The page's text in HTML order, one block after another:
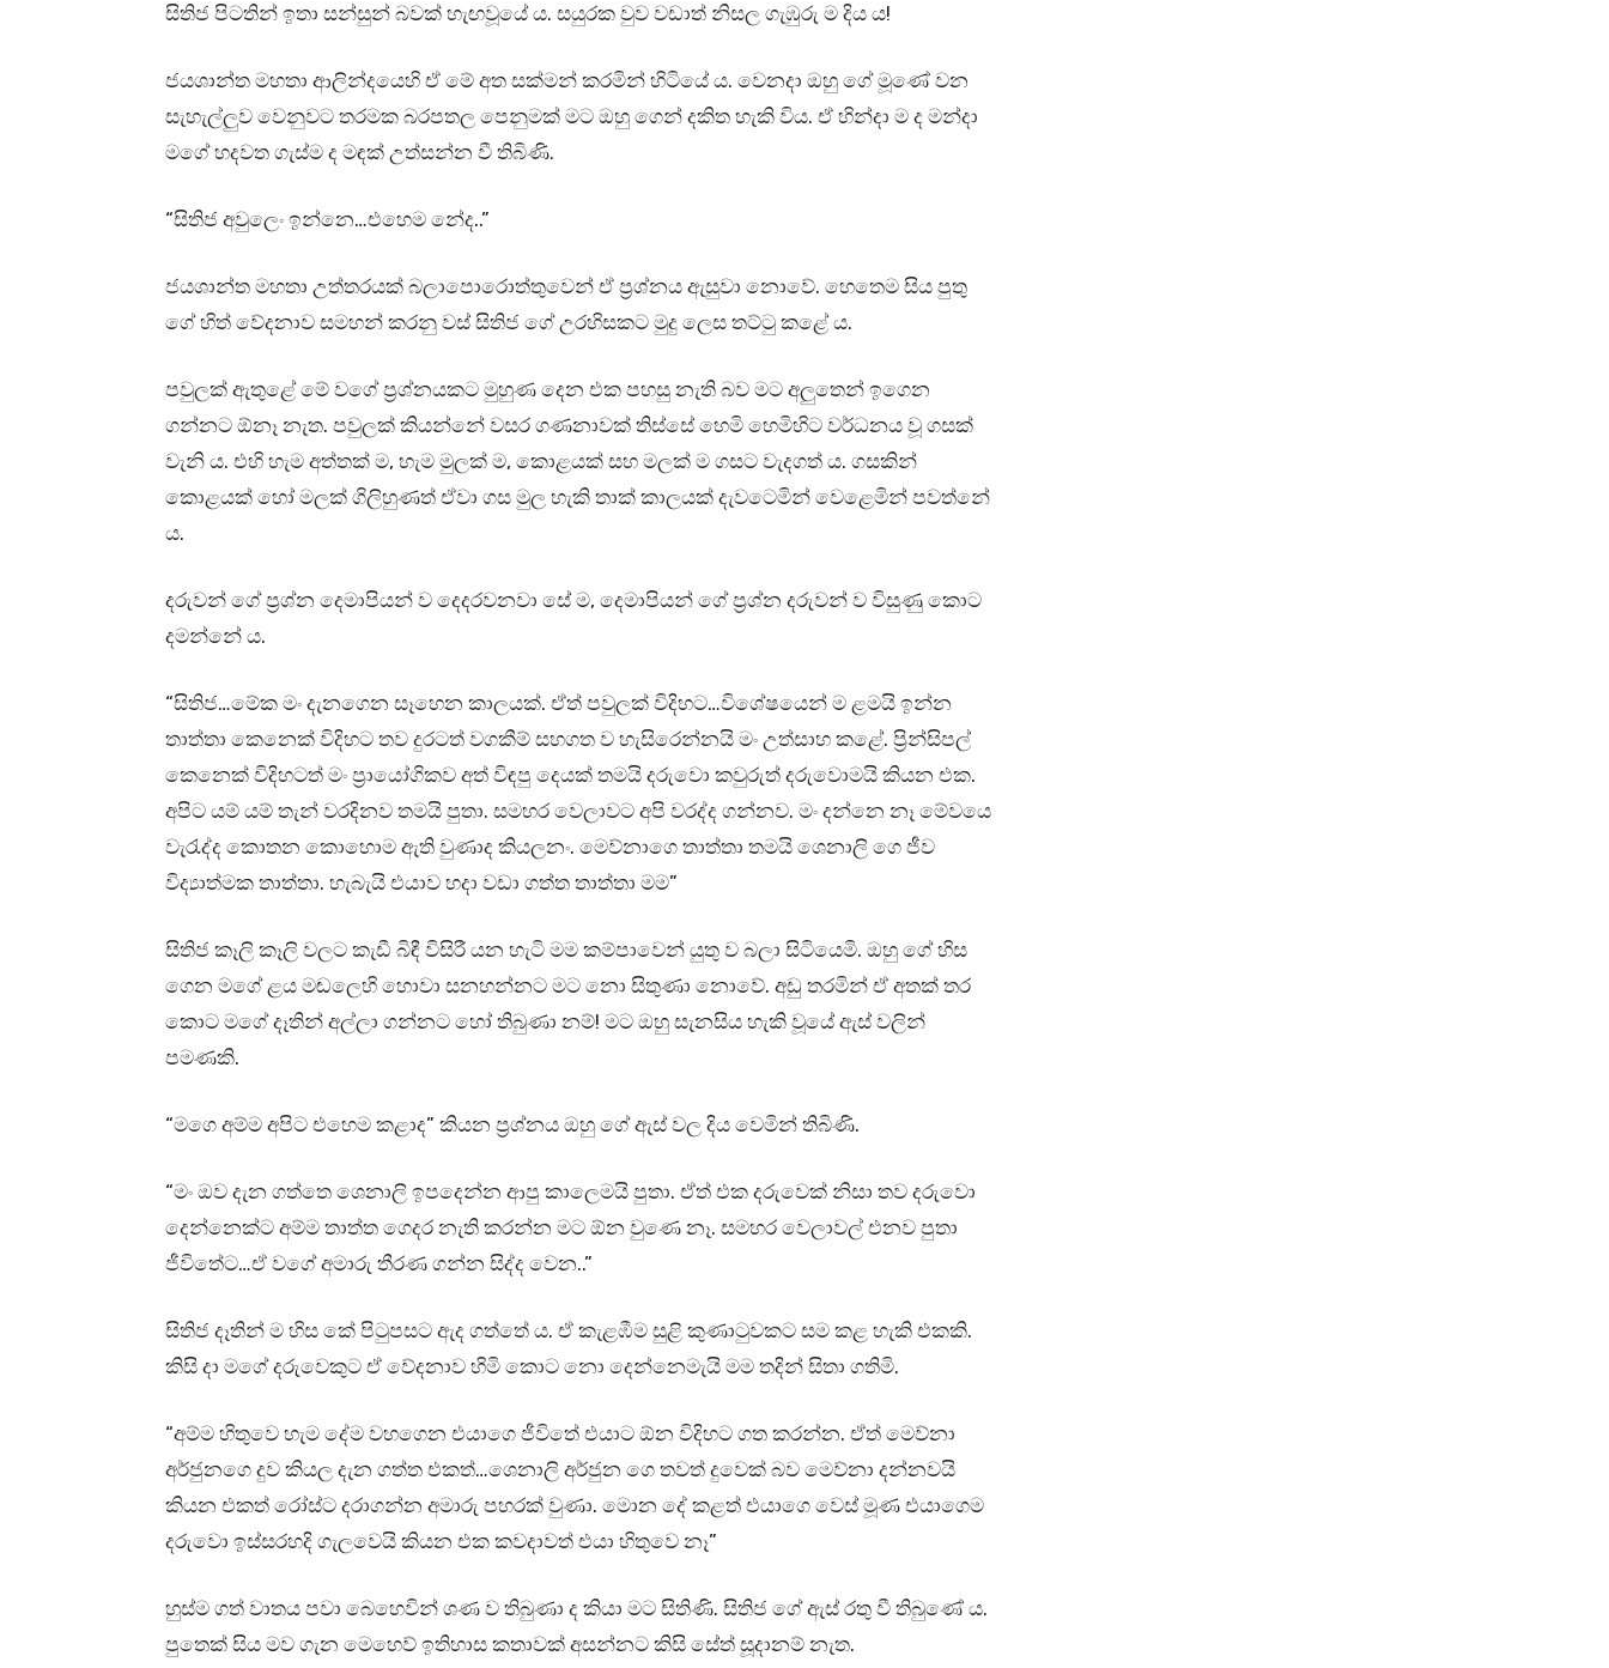
සිතිජ පිටතින් ඉතා සන්සුන් බවක් හැඟවූයේ ය. සයුරක වුව වඩාත් නිසල ගැඹුරු ම දිය ය!
ජයශාන්ත මහතා ආලින්දයෙහි ඒ මේ අත සක්මන් කරමින් හිටියේ ය. වෙනදා ඔහු ගේ මූණේ වන
සැහැල්ලුව වෙනුවට තරමක බරපතල පෙනුමක් මට ඔහු ගෙන් දකිත හැකි විය. ඒ හින්දා ම ද මන්දා
මගේ හදවත ගැස්ම ද මඳක් උත්සන්න වී තිබිණි.
“සිතිජ අවුලෙං ඉන්නෙ…එහෙම නේද..”
ජයශාන්ත මහතා උත්තරයක් බලාපොරොත්තුවෙන් ඒ ප්‍රශ්නය ඇසුවා නොවේ. හෙතෙම සිය පුතු
ගේ හිත් වේදනාව සමහන් කරනු වස් සිතිජ ගේ උරහිසකට මුදු ලෙස තට්ටු කළේ ය.
පවුලක් ඇතුළේ මේ වගේ ප්‍රශ්නයකට මුහුණ දෙන එක පහසු නැති බව මට අලුතෙන් ඉගෙන
ගන්නට ඕනෑ නැත. පවුලක් කියන්නේ වසර ගණනාවක් තිස්සේ හෙමි හෙමිහිට වර්ධනය වූ ගසක්
වැනි ය. එහි හැම අත්තක් ම, හැම මුලක් ම, කොළයක් සහ මලක් ම ගසට වැදගත් ය. ගසකින්
කොළයක් හෝ මලක් ගිලිහුණත් ඒවා ගස මුල හැකි තාක් කාලයක් දැවටෙමින් වෙළෙමින් පවත්නේ
ය.
දරුවන් ගේ ප්‍රශ්න දෙමාපියන් ව දෙදරවනවා සේ ම, දෙමාපියන් ගේ ප්‍රශ්න දරුවන් ව විසුණු කොට
දමන්නේ ය.
“සිතිජ…මේක මං දැනගෙන සෑහෙන කාලයක්. ඒත් පවුලක් විදිහට…විශේෂයෙන් ම ළමයි ඉන්න
තාත්තා කෙනෙක් විදිහට තව දුරටත් වගකීම් සහගත ව හැසිරෙන්නයි මං උත්සාහ කළේ. ප්‍රින්සිපල්
කෙනෙක් විදිහටත් මං ප්‍රායෝගිකව අත් විඳපු දෙයක් තමයි දරුවො කවුරුත් දරුවොමයි කියන එක.
අපිට යම් යම් තැන් වරදිනව තමයි පුතා. සමහර වෙලාවට අපි වරද්ද ගන්නව. මං දන්නෙ නෑ මේවයෙ
වැරැද්ද කොතන කොහොම ඇති වුණාද කියලනං. මෙව්නාගෙ තාත්තා තමයි ශෙනාලි ගෙ ජීව
විද්‍යාත්මක තාත්තා. හැබැයි එයාව හදා වඩා ගත්ත තාත්තා මම”
සිතිජ කෑලි කෑලි වලට කැඩී බිඳී විසිරී යන හැටි මම කම්පාවෙන් යුතු ව බලා සිටියෙමි. ඔහු ගේ හිස
ගෙන මගේ ළය මඬලෙහි හොවා සනහන්නට මට නො සිතුණා නොවේ. අඩු තරමින් ඒ අතක් තර
කොට මගේ දෑතින් අල්ලා ගන්නට හෝ තිබුණා නම්! මට ඔහු සැනසිය හැකි වූයේ ඇස් වලින්
පමණකි.
“මගෙ අම්ම අපිට එහෙම කළාද” කියන ප්‍රශ්නය ඔහු ගේ ඇස් වල දිය වෙමින් තිබිණි.
“මං ඔව දැන ගත්තෙ ශෙනාලි ඉපදෙන්න ආපු කාලෙමයි පුතා. ඒත් එක දරුවෙක් නිසා තව දරුවො
දෙන්නෙක්ට අම්ම තාත්ත ගෙදර නැති කරන්න මට ඕන වුණෙ නෑ. සමහර වෙලාවල් එනව පුතා
ජීවිතේට…ඒ වගේ අමාරු තීරණ ගන්න සිද්ද වෙන..”
සිතිජ දෑතින් ම හිස කේ පිටුපසට ඇද ගත්තේ ය. ඒ කැළඹීම සුළි කුණාටුවකට සම කළ හැකි එකකි.
කිසි දා මගේ දරුවෙකුට ඒ වේදනාව හිමි කොට නො දෙන්නෙමැයි මම තදින් සිතා ගතිමි.
“අම්ම හිතුවෙ හැම දේම වහගෙන එයාගෙ ජීවිතේ එයාට ඕන විදිහට ගත කරන්න. ඒත් මෙව්නා
අර්ජුනගෙ දුව කියල දැන ගත්ත එකත්…ශෙනාලි අර්ජුන ගෙ තවත් දුවෙක් බව මෙව්නා දන්නවයි
කියන එකත් රෝස්ට දරාගන්න අමාරු පහරක් වුණා. මොන දේ කළත් එයාගෙ වෙස් මූණ එයාගෙම
දරුවො ඉස්සරහදි ගැලවෙයි කියන එක කවදාවත් එයා හිතුවෙ නෑ”
හුස්ම ගත් වාතය පවා බෙහෙවින් ශණ ව තිබුණා ද කියා මට සිතිණි. සිතිජ ගේ ඇස් රතු වී තිබුණේ ය.
පුතෙක් සිය මව ගැන මෙහෙව් ඉතිහාස කතාවක් අසන්නට කිසි සේත් සූදානම් නැත.